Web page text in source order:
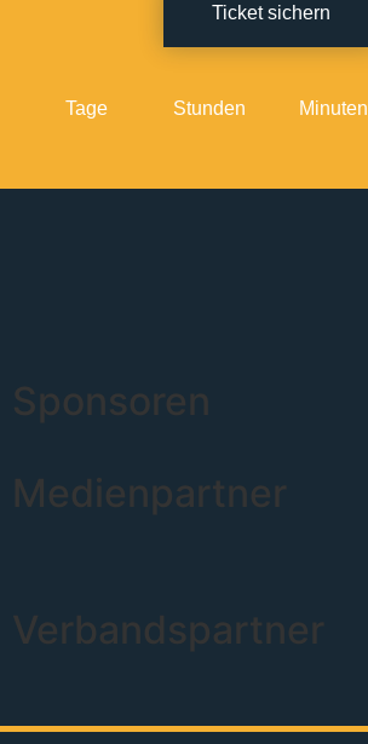
Ticket sichern
Tage Stunden Minuten
Sponsoren
Medienpartner
Verbandspartner